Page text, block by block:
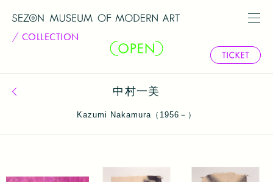
COLLECTION
コレクション一覧へ戻る中村一美
Kazumi Nakamura（1956－）